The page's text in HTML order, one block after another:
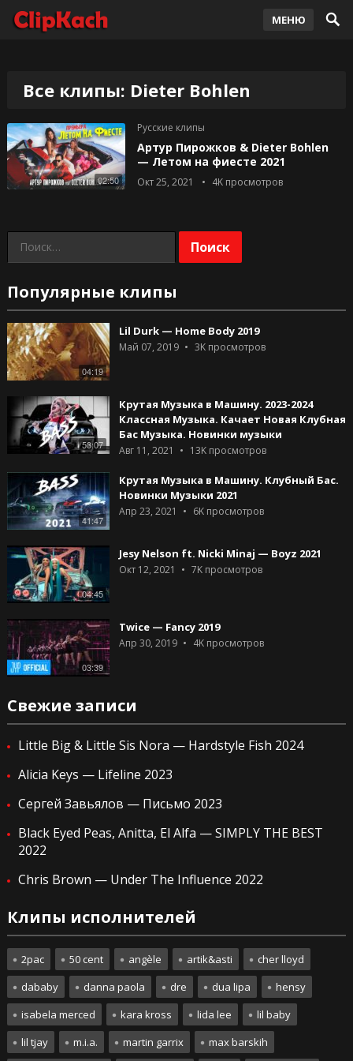
МЕНЮ
Все клипы: Dieter Bohlen
02:50
Русские клипы
Артур Пирожков & Dieter Bohlen
— Летом на фиесте 2021
Окт 25, 2021 4Kпросмотров
Найти:
Популярные клипы
04:19
Lil Durk — Home Body 2019
Май 07, 2019 3Kпросмотров
53:07
Крутая Музыка в Машину. 2023-2024
Классная Музыка. Качает Новая Клубная
Бас Музыка. Новинки музыки
Авг 11, 2021 13Kпросмотров
41:47
Крутая Музыка в Машину. Клубный Бас.
Новинки Музыки 2021
Апр 23, 2021 6Kпросмотров
04:45
Jesy Nelson ft. Nicki Minaj — Boyz 2021
Окт 12, 2021 7Kпросмотров
03:39
Twice — Fancy 2019
Апр 30, 2019 4Kпросмотров
Свежие записи
Little Big & Little Sis Nora — Hardstyle Fish 2024
Alicia Keys — Lifeline 2023
Сергей Завьялов — Письмо 2023
Black Eyed Peas, Anitta, El Alfa — SIMPLY THE BEST
2022
Chris Brown — Under The Influence 2022
Клипы исполнителей
2pac 50 cent angèle artik&asti
cher lloyd
dababy
danna paola dre dua lipa
hensy
isabela merced
kara kross lida lee
lil baby
lil tjay
m.i.a. martin garrix max barskih